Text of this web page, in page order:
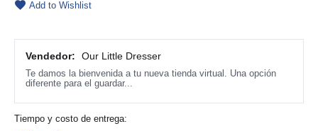
Add to Wishlist
Vendedor: Our Little Dresser
Te damos la bienvenida a tu nueva tienda virtual. Una opción
diferente para el guardar...
Tiempo y costo de entrega: